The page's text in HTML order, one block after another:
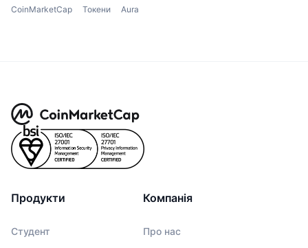
CoinMarketCap Токени Aura
Продукти
Студент
Компанія
Про нас